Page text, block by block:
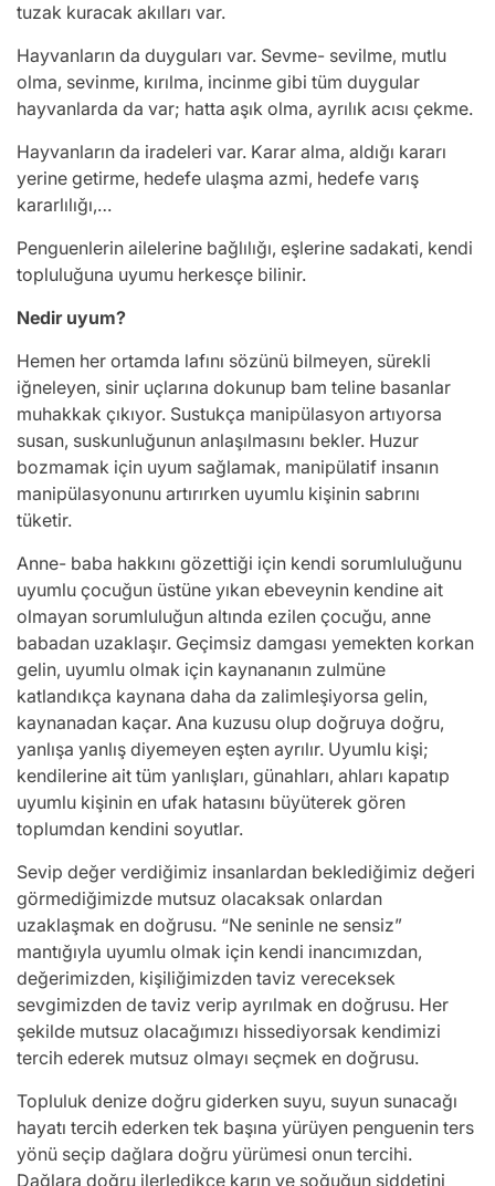
tuzak kuracak akılları var.
Hayvanların da duyguları var. Sevme- sevilme, mutlu
olma, sevinme, kırılma, incinme gibi tüm duygular
hayvanlarda da var; hatta aşık olma, ayrılık acısı çekme.
Hayvanların da iradeleri var. Karar alma, aldığı kararı
yerine getirme, hedefe ulaşma azmi, hedefe varış
kararlılığı,…
Penguenlerin ailelerine bağlılığı, eşlerine sadakati, kendi
topluluğuna uyumu herkesçe bilinir.
Nedir uyum?
Hemen her ortamda lafını sözünü bilmeyen, sürekli
iğneleyen, sinir uçlarına dokunup bam teline basanlar
muhakkak çıkıyor. Sustukça manipülasyon artıyorsa
susan, suskunluğunun anlaşılmasını bekler. Huzur
bozmamak için uyum sağlamak, manipülatif insanın
manipülasyonunu artırırken uyumlu kişinin sabrını
tüketir.
Anne- baba hakkını gözettiği için kendi sorumluluğunu
uyumlu çocuğun üstüne yıkan ebeveynin kendine ait
olmayan sorumluluğun altında ezilen çocuğu, anne
babadan uzaklaşır. Geçimsiz damgası yemekten korkan
gelin, uyumlu olmak için kaynananın zulmüne
katlandıkça kaynana daha da zalimleşiyorsa gelin,
kaynanadan kaçar. Ana kuzusu olup doğruya doğru,
yanlışa yanlış diyemeyen eşten ayrılır. Uyumlu kişi;
kendilerine ait tüm yanlışları, günahları, ahları kapatıp
uyumlu kişinin en ufak hatasını büyüterek gören
toplumdan kendini soyutlar.
Sevip değer verdiğimiz insanlardan beklediğimiz değeri
görmediğimizde mutsuz olacaksak onlardan
uzaklaşmak en doğrusu. “Ne seninle ne sensiz”
mantığıyla uyumlu olmak için kendi inancımızdan,
değerimizden, kişiliğimizden taviz vereceksek
sevgimizden de taviz verip ayrılmak en doğrusu. Her
şekilde mutsuz olacağımızı hissediyorsak kendimizi
tercih ederek mutsuz olmayı seçmek en doğrusu.
Topluluk denize doğru giderken suyu, suyun sunacağı
hayatı tercih ederken tek başına yürüyen penguenin ters
yönü seçip dağlara doğru yürümesi onun tercihi.
Dağlara doğru ilerledikçe karın ve soğuğun şiddetini